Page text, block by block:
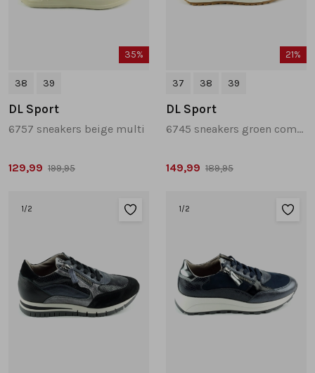
35%
38 39
DL Sport
6757 sneakers beige multi
129,99 199,95
21%
37 38 39
DL Sport
6745 sneakers groen combinatie
149,99 189,95
1 /2 1 /2